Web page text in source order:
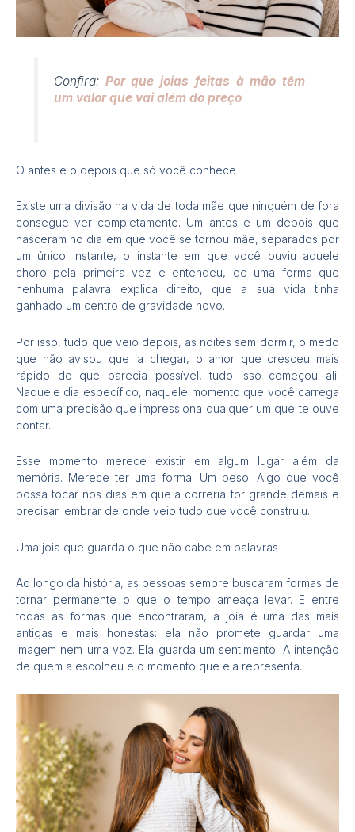
Confira: Por que joias feitas à mão têm
um valor que vai além do preço
O antes e o depois que só você conhece
Existe uma divisão na vida de toda mãe que ninguém de fora
consegue ver completamente. Um antes e um depois que
nasceram no dia em que você se tornou mãe, separados por
um único instante, o instante em que você ouviu aquele
choro pela primeira vez e entendeu, de uma forma que
nenhuma palavra explica direito, que a sua vida tinha
ganhado um centro de gravidade novo.
Por isso, tudo que veio depois, as noites sem dormir, o medo
que não avisou que ia chegar, o amor que cresceu mais
rápido do que parecia possível, tudo isso começou ali.
Naquele dia específico, naquele momento que você carrega
com uma precisão que impressiona qualquer um que te ouve
contar.
Esse momento merece existir em algum lugar além da
memória. Merece ter uma forma. Um peso. Algo que você
possa tocar nos dias em que a correria for grande demais e
precisar lembrar de onde veio tudo que você construiu.
Uma joia que guarda o que não cabe em palavras
Ao longo da história, as pessoas sempre buscaram formas de
tornar permanente o que o tempo ameaça levar. E entre
todas as formas que encontraram, a joia é uma das mais
antigas e mais honestas: ela não promete guardar uma
imagem nem uma voz. Ela guarda um sentimento. A intenção
de quem a escolheu e o momento que ela representa.